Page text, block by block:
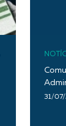
31/